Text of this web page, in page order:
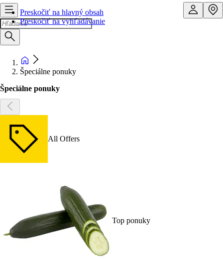
Preskočiť na hlavný obsah
Preskočiť na vyhľadávanie
Špeciálne ponuky
Špeciálne ponuky
All Offers
Top ponuky